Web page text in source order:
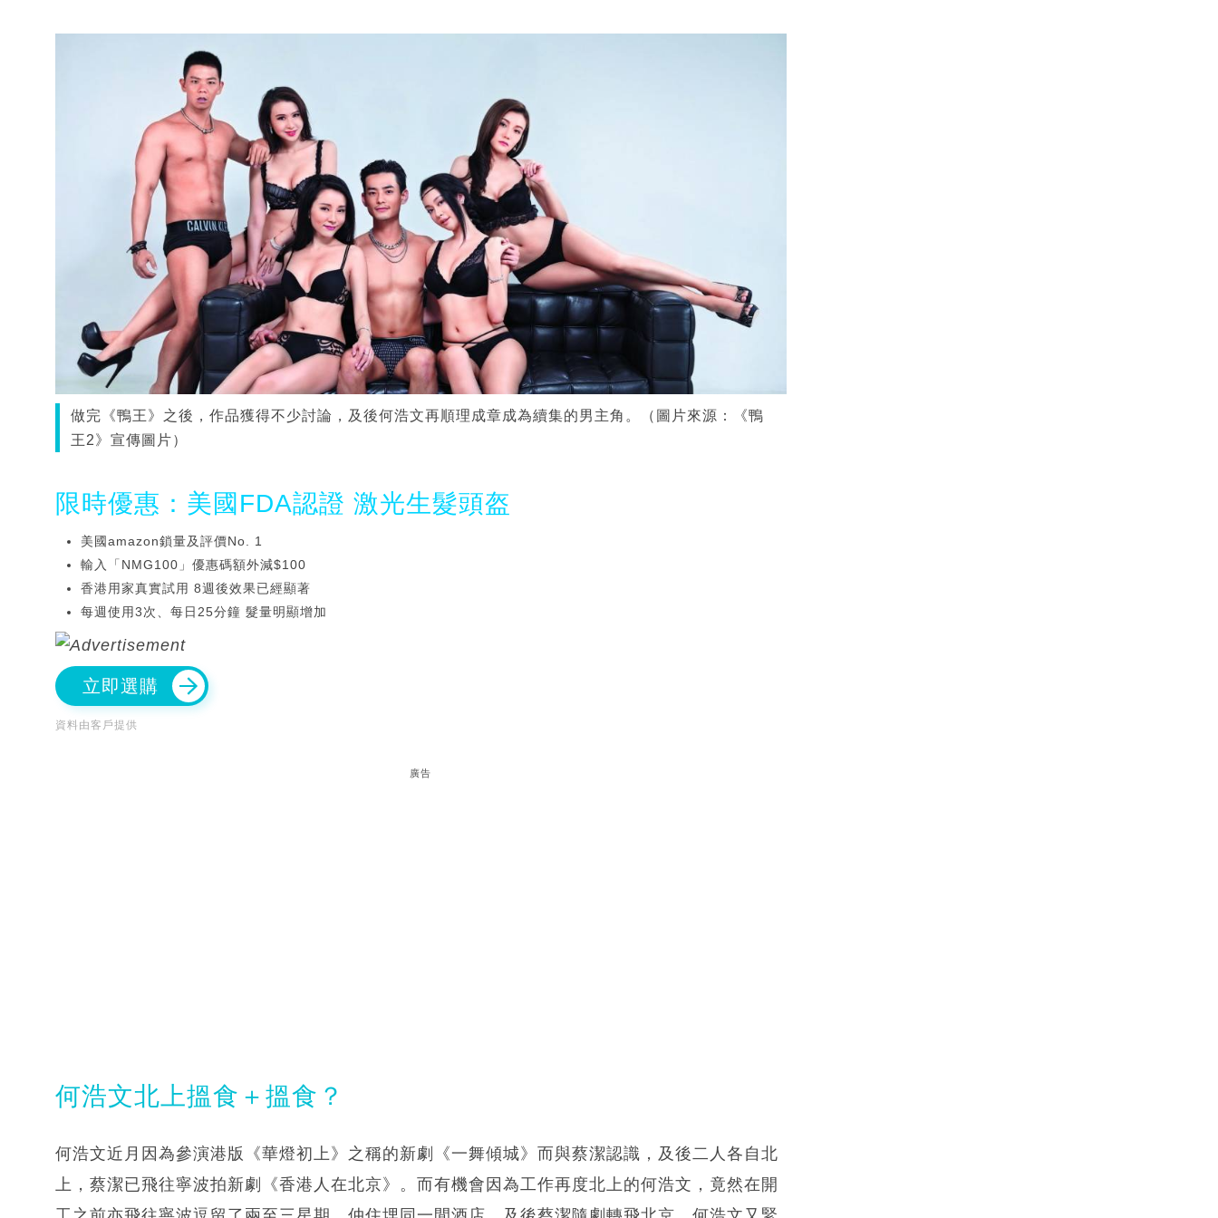
做完《鴨王》之後，作品獲得不少討論，及後何浩文再順理成章成為續集的男主角。（圖片來源：《鴨
王2》宣傳圖片）
限時優惠：美國FDA認證 激光生髮頭盔
美國amazon鎖量及評價No. 1
輸入「NMG100」優惠碼額外減$100
香港用家真實試用 8週後效果已經顯著
每週使用3次、每日25分鐘 髮量明顯增加
立即選購
資料由客戶提供
廣告
何浩文北上搵食＋搵食？
何浩文近月因為參演港版《華燈初上》之稱的新劇《一舞傾城》而與蔡潔認識，及後二人各自北
上，蔡潔已飛往寧波拍新劇《香港人在北京》。而有機會因為工作再度北上的何浩文，竟然在開